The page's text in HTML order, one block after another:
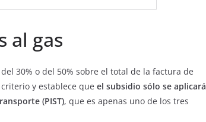
al gas
30% o del 50% sobre el total de la factura de
y establece que el subsidio sólo se aplicará
(PIST), que es apenas uno de los tres